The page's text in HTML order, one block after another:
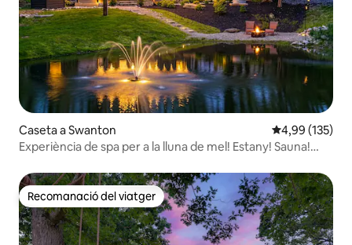
Caseta a Swanton 4,99 de
4,99 (135)
Experiència de spa per a la lluna de mel! Estany! Sauna!
Recomanació del viatger
Recomanació del viatger